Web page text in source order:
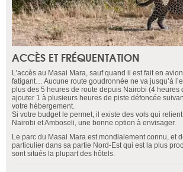
ACCÈS ET FRÉQUENTATION
L’accès au Masai Mara, sauf quand il est fait en
fatigant… Aucune route goudronnée ne va jusqu’à
plus des 5 heures de route depuis Nairobi (4 heures
ajouter 1 à plusieurs heures de piste défoncée
votre hébergement.
Si votre budget le permet, il existe des vols qui
Nairobi et Amboseli, une bonne option à envisager.
Le parc du Masai Mara est mondialement connu, et
particulier dans sa partie Nord-Est qui est la plus
sont situés la plupart des hôtels.